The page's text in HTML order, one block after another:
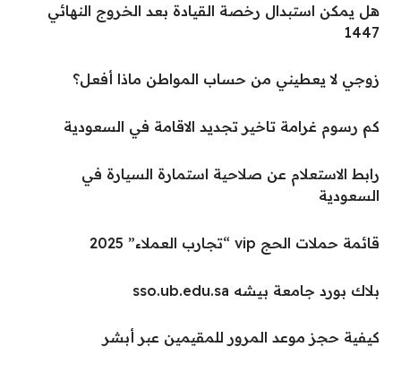
هل يمكن استبدال رخصة القيادة بعد الخروج النهائي
1447
زوجي لا يعطيني من حساب المواطن ماذا أفعل؟
كم رسوم غرامة تاخير تجديد الاقامة في السعودية
رابط الاستعلام عن صلاحية استمارة السيارة في
السعودية
قائمة حملات الحج vip “تجارب العملاء” 2025
بلاك بورد جامعة بيشه sso.ub.edu.sa
كيفية حجز موعد المرور للمقيمين عبر أبشر